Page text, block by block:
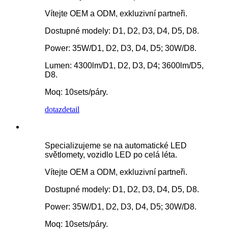
Vítejte OEM a ODM, exkluzivní partneři.
Dostupné modely: D1, D2, D3, D4, D5, D8.
Power: 35W/D1, D2, D3, D4, D5; 30W/D8.
Lumen: 4300lm/D1, D2, D3, D4; 3600lm/D5,
D8.
Moq: 10sets/páry.
dotazdetail
Specializujeme se na automatické LED
světlomety, vozidlo LED po celá léta.
Vítejte OEM a ODM, exkluzivní partneři.
Dostupné modely: D1, D2, D3, D4, D5, D8.
Power: 35W/D1, D2, D3, D4, D5; 30W/D8.
Moq: 10sets/páry.